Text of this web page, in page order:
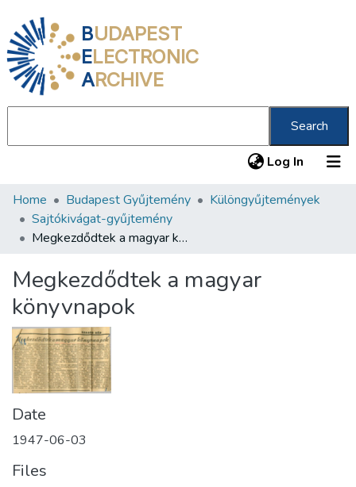
BUDAPEST
ELECTRONIC
ARCHIVE
Search
Log In (current)
Communities & Collections
All of DSpace
About us
Home Budapest Gyűjtemény
Különgyűjtemények
Sajtókivágat-gyűjtemény
Megkezdődtek a magyar könyvnapok
Megkezdődtek a magyar
könyvnapok
Date
1947-06-03
Files